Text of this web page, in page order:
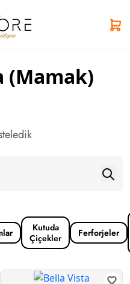
(Mamak)
Kutuda
Çiçekler
Ferforjeler